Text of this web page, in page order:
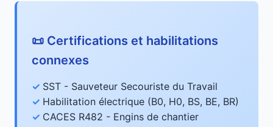
📜 Certifications et habilitations
connexes
SST - Sauveteur Secouriste du Travail
Habilitation électrique (B0, H0, BS, BE, BR)
CACES R482 - Engins de chantier